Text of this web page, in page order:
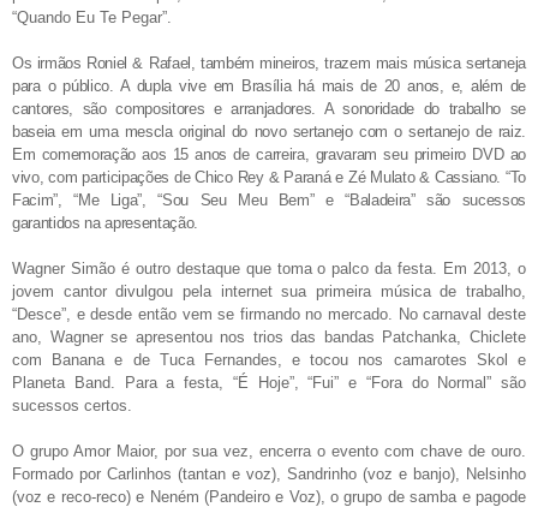
“Quando Eu Te Pegar”.
Os irmãos Roniel& Rafael, também mineiros, trazem mais música sertaneja
para o público. A dupla vive em Brasília há mais de 20 anos, e, além de
cantores, são compositores e arranjadores. A sonoridade do trabalho se
baseia em uma mescla original do novo sertanejo com o sertanejo de raiz.
Em comemoração aos 15 anos de carreira, gravaram seu primeiro DVD ao
vivo, com participações de Chico Rey & Paraná e Zé Mulato & Cassiano. “To
Facim”, “Me Liga”, “Sou Seu Meu Bem” e “Baladeira” são sucessos
garantidos na apresentação.
Wagner Simão é outro destaque que toma o palco da festa. Em 2013, o
jovem cantor divulgou pela internet sua primeira música de trabalho,
“Desce”, e desde então vem se firmando no mercado. No carnaval deste
ano, Wagner se apresentou nos trios das bandas Patchanka, Chiclete
com Banana e de Tuca Fernandes, e tocou nos camarotes Skol e
Planeta Band. Para a festa, “É Hoje”, “Fui” e “Fora do Normal” são
sucessos certos.
O grupo Amor Maior, por sua vez, encerra o evento com chave de ouro.
Formado por Carlinhos (tantan e voz), Sandrinho (voz e banjo), Nelsinho
(voz e reco-reco) e Neném (Pandeiro e Voz), o grupo de samba e pagode